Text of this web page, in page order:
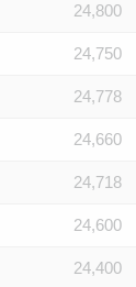
24,800
24,750
24,778
24,660
24,718
24,600
24,400